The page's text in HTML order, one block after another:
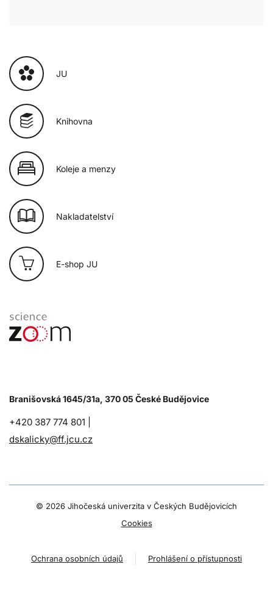
JU
Knihovna
Koleje a menzy
Nakladatelství
E-shop JU
Branišovská 1645/31a, 370 05 České Budějovice
+420 387 774 801 |
dskalicky@ff.jcu.cz
© 2026 Jihočeská univerzita v Českých Budějovicích
Cookies
Ochrana osobních údajů Prohlášení o přístupnosti